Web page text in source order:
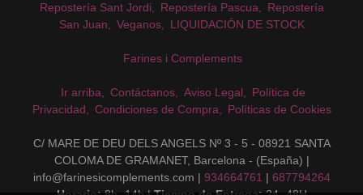
Repostería Sant Jordi
Repostería Pascua
Repostería
San Juan
Veganos LIQUIDACIÓN DE STOCK
Farines i Complements
Ir arriba Contáctanos Aviso Legal
Política de
Privacidad
Condiciones de Compra Políticas de Cookies
C/ MARE DE DEU DELS ANGELS Nº 3 - 5 - 08921 SANTA
COLOMA DE GRAMANET, Barcelona - (España) |
info@farinesicomplements.com | 934664761 | 687794264